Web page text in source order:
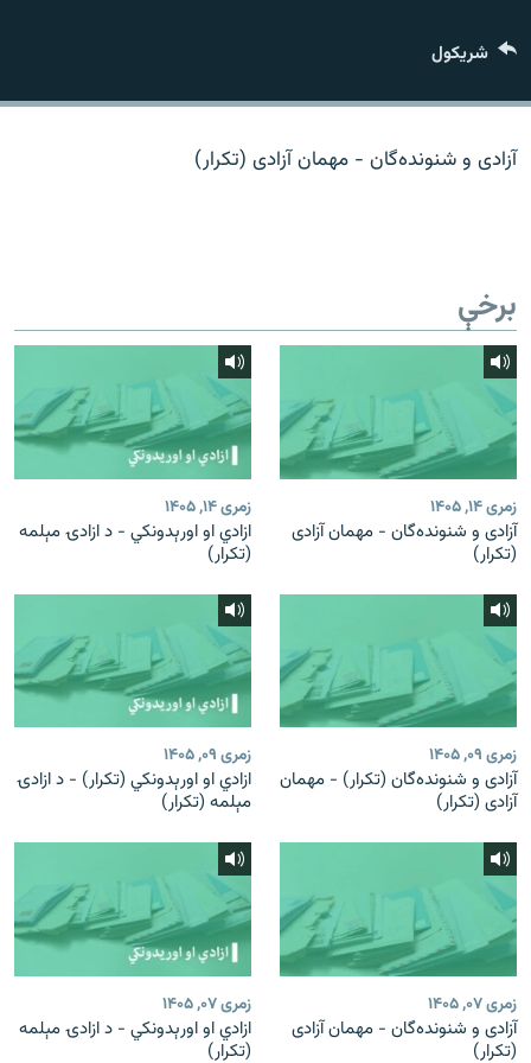
د ازادې اروپا/ ازادي راډيو ټولې پاڼې
شريکول
آزادی و شنونده‌گان - مهمان آزادی (تکرار)
برخې
زمری ۱۴, ۱۴۰۵
آزادی و شنونده‌گان - مهمان آزادی
(تکرار)
زمری ۱۴, ۱۴۰۵
ازادي او اورېدونکي - د ازادۍ مېلمه
(تکرار)
زمری ۰۹, ۱۴۰۵
آزادی و شنونده‌گان (تکرار) - مهمان
آزادی (تکرار)
زمری ۰۹, ۱۴۰۵
ازادي او اورېدونکي (تکرار) - د ازادۍ
مېلمه (تکرار)
زمری ۰۷, ۱۴۰۵
آزادی و شنونده‌گان - مهمان آزادی
(تکرار)
زمری ۰۷, ۱۴۰۵
ازادي او اورېدونکي - د ازادۍ مېلمه
(تکرار)